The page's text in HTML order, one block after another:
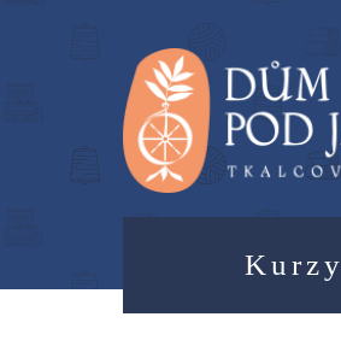
Kurzy